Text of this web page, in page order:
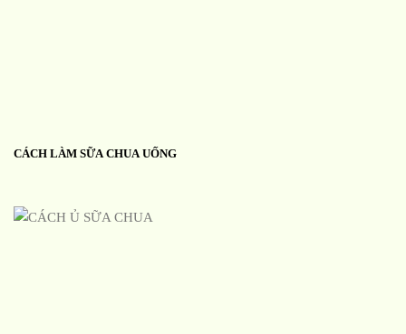
CÁCH LÀM SỮA CHUA UỐNG